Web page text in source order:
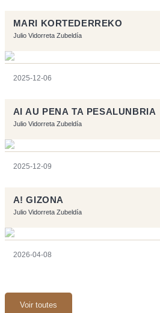
MARI KORTEDERREKO
Julio Vidorreta Zubeldía
2025-12-06
AI AU PENA TA PESALUNBRIA
Julio Vidorreta Zubeldía
2025-12-09
A! GIZONA
Julio Vidorreta Zubeldía
2026-04-08
Voir toutes